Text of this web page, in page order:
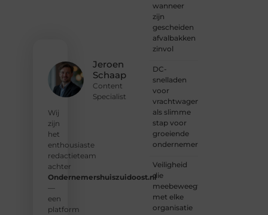
Jeroen
Schaap
Content
Specialist
Wij
zijn
het
enthousiaste
redactieteam
achter
Ondernemershuiszuidoost.nl
—
een
platform
wanneer
zijn
gescheiden
afvalbakken
zinvol
DC-
snelladen
voor
vrachtwagens
als slimme
stap voor
groeiende
ondernemers
Veiligheid
die
meebeweegt
met elke
organisatie